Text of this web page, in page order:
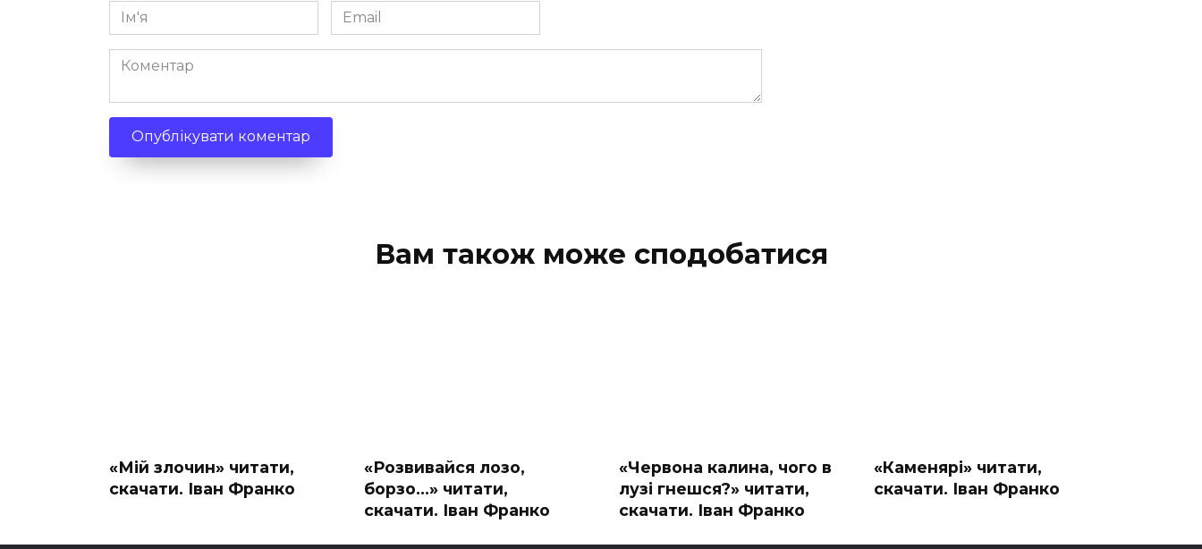
Ім'я
*
Email
*
Коментар
Вам також може сподобатися
«Мій злочин» читати,
скачати. Іван Франко
«Розвивайся лозо,
борзо…» читати,
скачати. Іван Франко
«Червона калина, чого в
лузі гнешся?» читати,
скачати. Іван Франко
«Каменярі» читати,
скачати. Іван Франко